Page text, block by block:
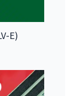
E)